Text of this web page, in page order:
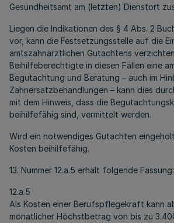
Gesundheitsamt am (letzten) Dienstort
Liegen die Indikationen des § 4 Abs. 2
vor, kann die Festsetzungsstelle auf die
amtszahnärztlichen Gutachtens
Beihilfeberechtigte in diesen Fällen eine
Begutachtung und Beratung – auch im
Zahnersatzbehandlungen – kann dies
mit dem Hinweis, dass die
beihilfefähig sind, vermittelt werden.
Wird ein notwendiges Gutachten
Kosten beihilfefähig.
13. Nummer 12.a.5 erhält folgende Fassung:
12.a.5
Als Kosten einer Berufspflegekraft kann
monatlicher Höchstbetrag von bis zu